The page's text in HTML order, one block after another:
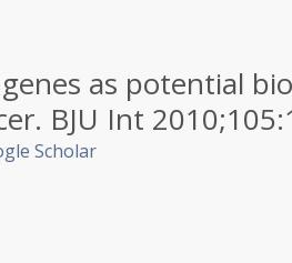
as potential
. BJU Int 2010;105:
Scholar